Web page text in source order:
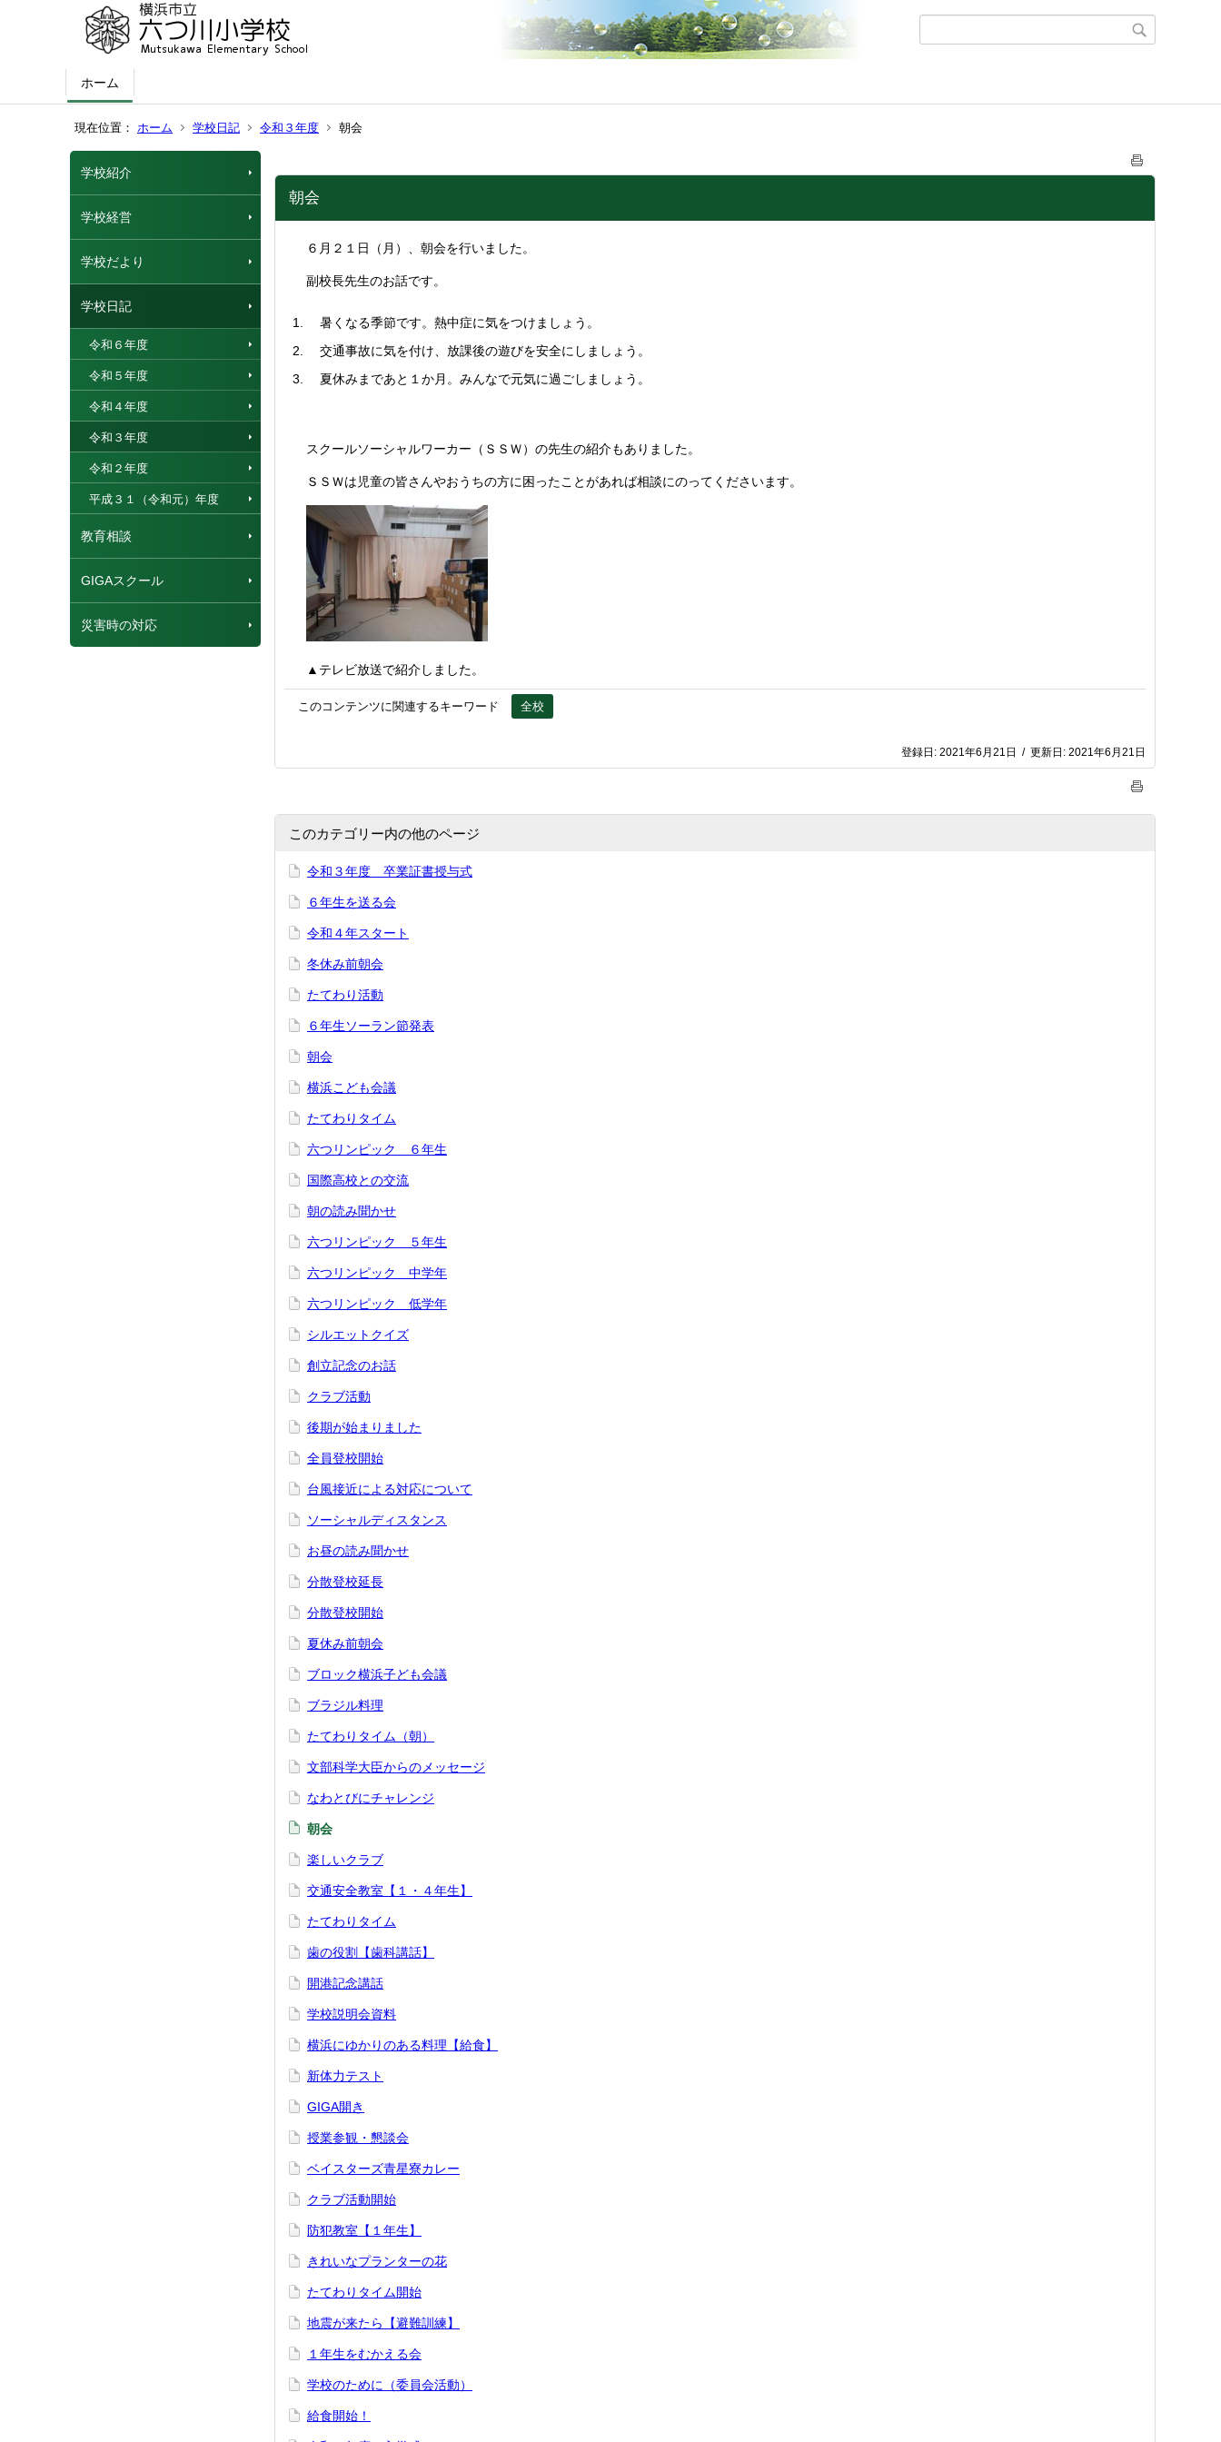
ホーム
現在位置： ホーム 学校日記 令和３年度 朝会
学校紹介
学校経営
学校だより
学校日記
令和６年度
令和５年度
令和４年度
令和３年度
令和２年度
平成３１（令和元）年度
教育相談
GIGAスクール
災害時の対応
朝会
６月２１日（月）、朝会を行いました。
副校長先生のお話です。
暑くなる季節です。熱中症に気をつけましょう。
交通事故に気を付け、放課後の遊びを安全にしましょう。
夏休みまであと１か月。みんなで元気に過ごしましょう。
スクールソーシャルワーカー（ＳＳＷ）の先生の紹介もありました。
ＳＳＷは児童の皆さんやおうちの方に困ったことがあれば相談にのってくださいます。
▲テレビ放送で紹介しました。
このコンテンツに関連するキーワード 全校
登録日: 2021年6月21日 / 更新日: 2021年6月21日
このカテゴリー内の他のページ
令和３年度 卒業証書授与式
６年生を送る会
令和４年スタート
冬休み前朝会
たてわり活動
６年生ソーラン節発表
朝会
横浜こども会議
たてわりタイム
六つリンピック ６年生
国際高校との交流
朝の読み聞かせ
六つリンピック ５年生
六つリンピック 中学年
六つリンピック 低学年
シルエットクイズ
創立記念のお話
クラブ活動
後期が始まりました
全員登校開始
台風接近による対応について
ソーシャルディスタンス
お昼の読み聞かせ
分散登校延長
分散登校開始
夏休み前朝会
ブロック横浜子ども会議
ブラジル料理
たてわりタイム（朝）
文部科学大臣からのメッセージ
なわとびにチャレンジ
朝会
楽しいクラブ
交通安全教室【１・４年生】
たてわりタイム
歯の役割【歯科講話】
開港記念講話
学校説明会資料
横浜にゆかりのある料理【給食】
新体力テスト
GIGA開き
授業参観・懇談会
ベイスターズ青星寮カレー
クラブ活動開始
防犯教室【１年生】
きれいなプランターの花
たてわりタイム開始
地震が来たら【避難訓練】
１年生をむかえる会
学校のために（委員会活動）
給食開始！